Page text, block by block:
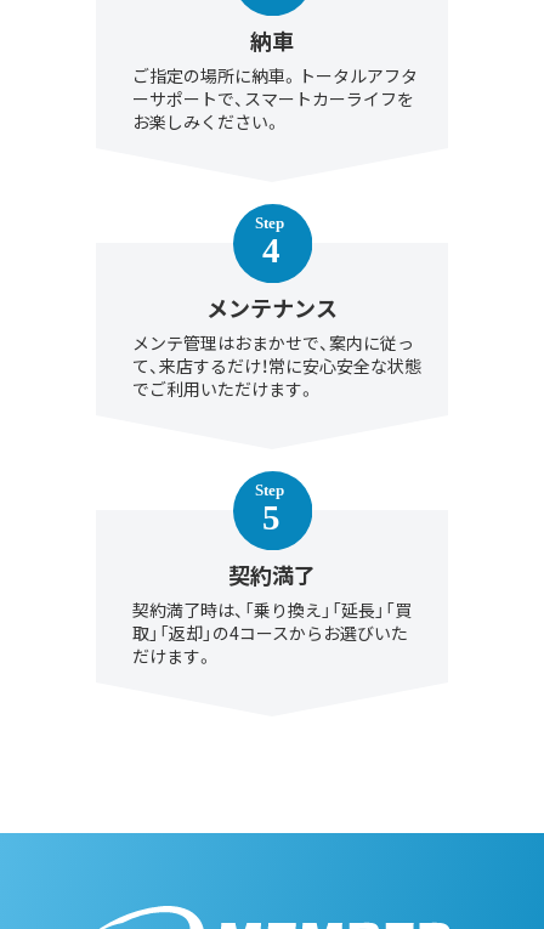
納車
ご指定の場所に納車。トータルアフタ
ーサポートで、スマートカーライフを
お楽しみください。
メンテナンス
メンテ管理はおまかせで、案内に従っ
て、来店するだけ！常に安心安全な状態
でご利用いただけます。
契約満了
契約満了時は、「乗り換え」「延長」「買
取」「返却」の4コースからお選びいた
だけます。